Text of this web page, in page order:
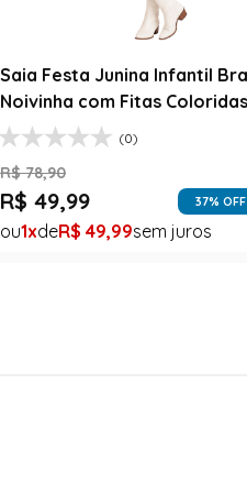
Varinha Das Varinhas - Harry
R$ 149,99
R$ 99,99 33% OFF
1 R$ 99, 99